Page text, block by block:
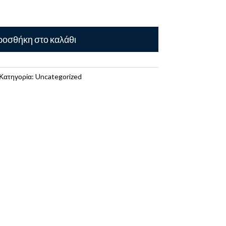
στο καλάθι
Κατηγορία: Uncategorized